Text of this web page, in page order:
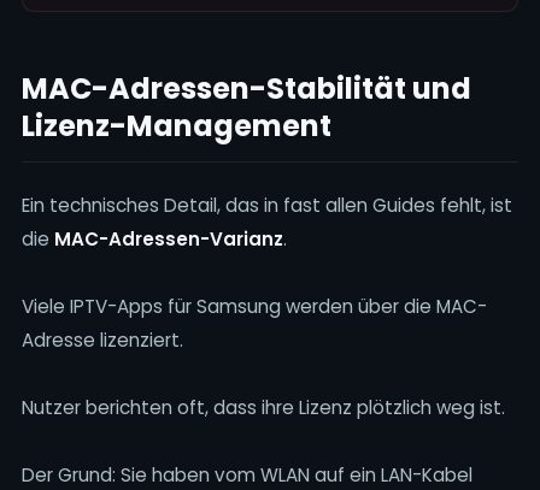
MAC-Adressen-Stabilität und
Lizenz-Management
Ein technisches Detail, das in fast allen Guides fehlt, ist
die MAC-Adressen-Varianz.
Viele IPTV-Apps für Samsung werden über die MAC-
Adresse lizenziert.
Nutzer berichten oft, dass ihre Lizenz plötzlich weg ist.
Der Grund: Sie haben vom WLAN auf ein LAN-Kabel